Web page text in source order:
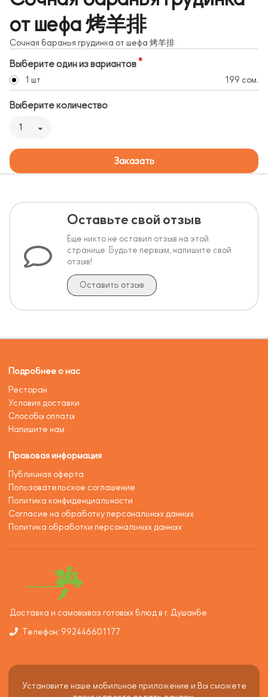
от шефа 烤羊排
Сочная баранья грудинка от шефа 烤羊排
Выберите один из вариантов
1 шт 199 сом.
Выберите количество
1
Заказать
Оставьте свой отзыв
Еще никто не оставил отзыв на этой
странице. Будьте первым, напишите свой
отзыв!
Оставить отзыв
Подробнее о нас
Ресторан
Условия доставки
Способы оплаты
Напишите нам
Правовая информация
Публичная оферта
Пользовательское соглашение
Политика конфиденциальности
Согласие на обработку персональных данных
Политика обработки персональных данных
Доставка и самовывоз готовых блюд в г. Душанбе
Телефон: 992446601177
Установите наше мобильное приложение и Вы сможете